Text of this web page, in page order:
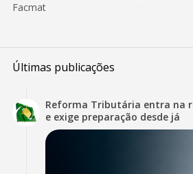
Facmat
Últimas publicações
Reforma Tributária entra na
e exige preparação desde já